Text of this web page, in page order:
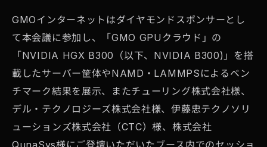
GMOインターネットはダイヤモンドスポンサーとし
て本会議に参加し、「GMO GPUクラウド」の
「NVIDIA HGX B300（以下、NVIDIA B300)」を搭
載したサーバー筐体やNAMD・LAMMPSによるベン
チマーク結果を展示、またチューリング株式会社様、
デル・テクノロジーズ株式会社様、伊藤忠テクノソリ
ューションズ株式会社（CTC）様、株式会社
QunaSys様にご登壇いただいたブース内でのセッショ